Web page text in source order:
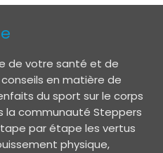
de votre santé et de
en matière de
du sport sur le corps
la communauté Steppers
par étape les vertus
physique,